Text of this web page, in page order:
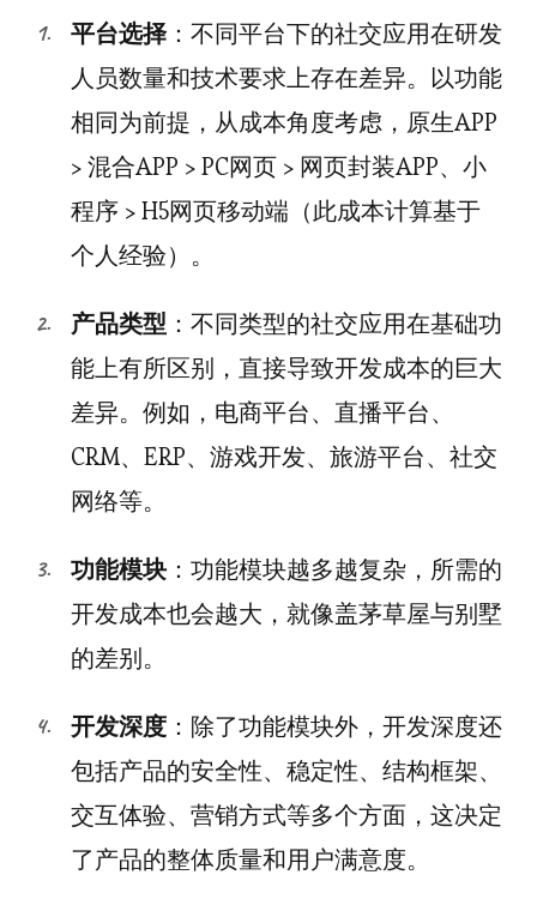
平台选择 ：不同平台下的社交应用在研发
人员数量和技术要求上存在差异。以功能
相同为前提，从成本角度考虑，原生APP
> 混合APP > PC网页 > 网页封装APP、小
程序 > H5网页移动端（此成本计算基于
个人经验）。
产品类型 ：不同类型的社交应用在基础功
能上有所区别，直接导致开发成本的巨大
差异。例如，电商平台、直播平台、
CRM、ERP、游戏开发、旅游平台、社交
网络等。
功能模块 ：功能模块越多越复杂，所需的
开发成本也会越大，就像盖茅草屋与别墅
的差别。
开发深度 ：除了功能模块外，开发深度还
包括产品的安全性、稳定性、结构框架、
交互体验、营销方式等多个方面，这决定
了产品的整体质量和用户满意度。